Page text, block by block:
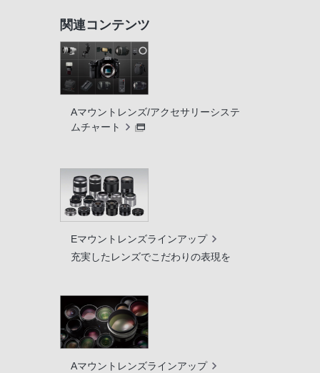
関連コンテンツ
Aマウントレンズ/アクセサリーシステ
ムチャート
Eマウントレンズラインアップ
充実したレンズでこだわりの表現を
Aマウントレンズラインアップ